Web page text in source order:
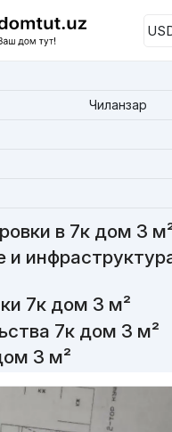
Чиланзар
в 7к дом 3
и
7к дом 3 м²
7к дом 3 м²
3 м²